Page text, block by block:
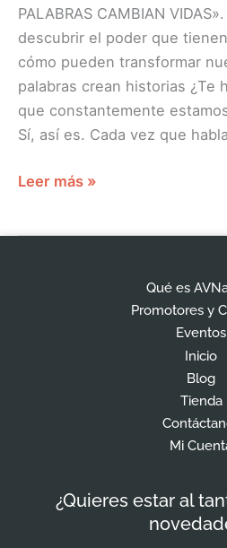
PALABRAS CAMBIAN
descubrir el poder que
cómo pueden transformar
palabras crean historias ¿Te
que constantemente
Sí, así es. Cada vez que
Leer más »
Qué es
Promotores y
Eventos
Inicio
Blog
Tienda
Mi
¿Quieres estar al